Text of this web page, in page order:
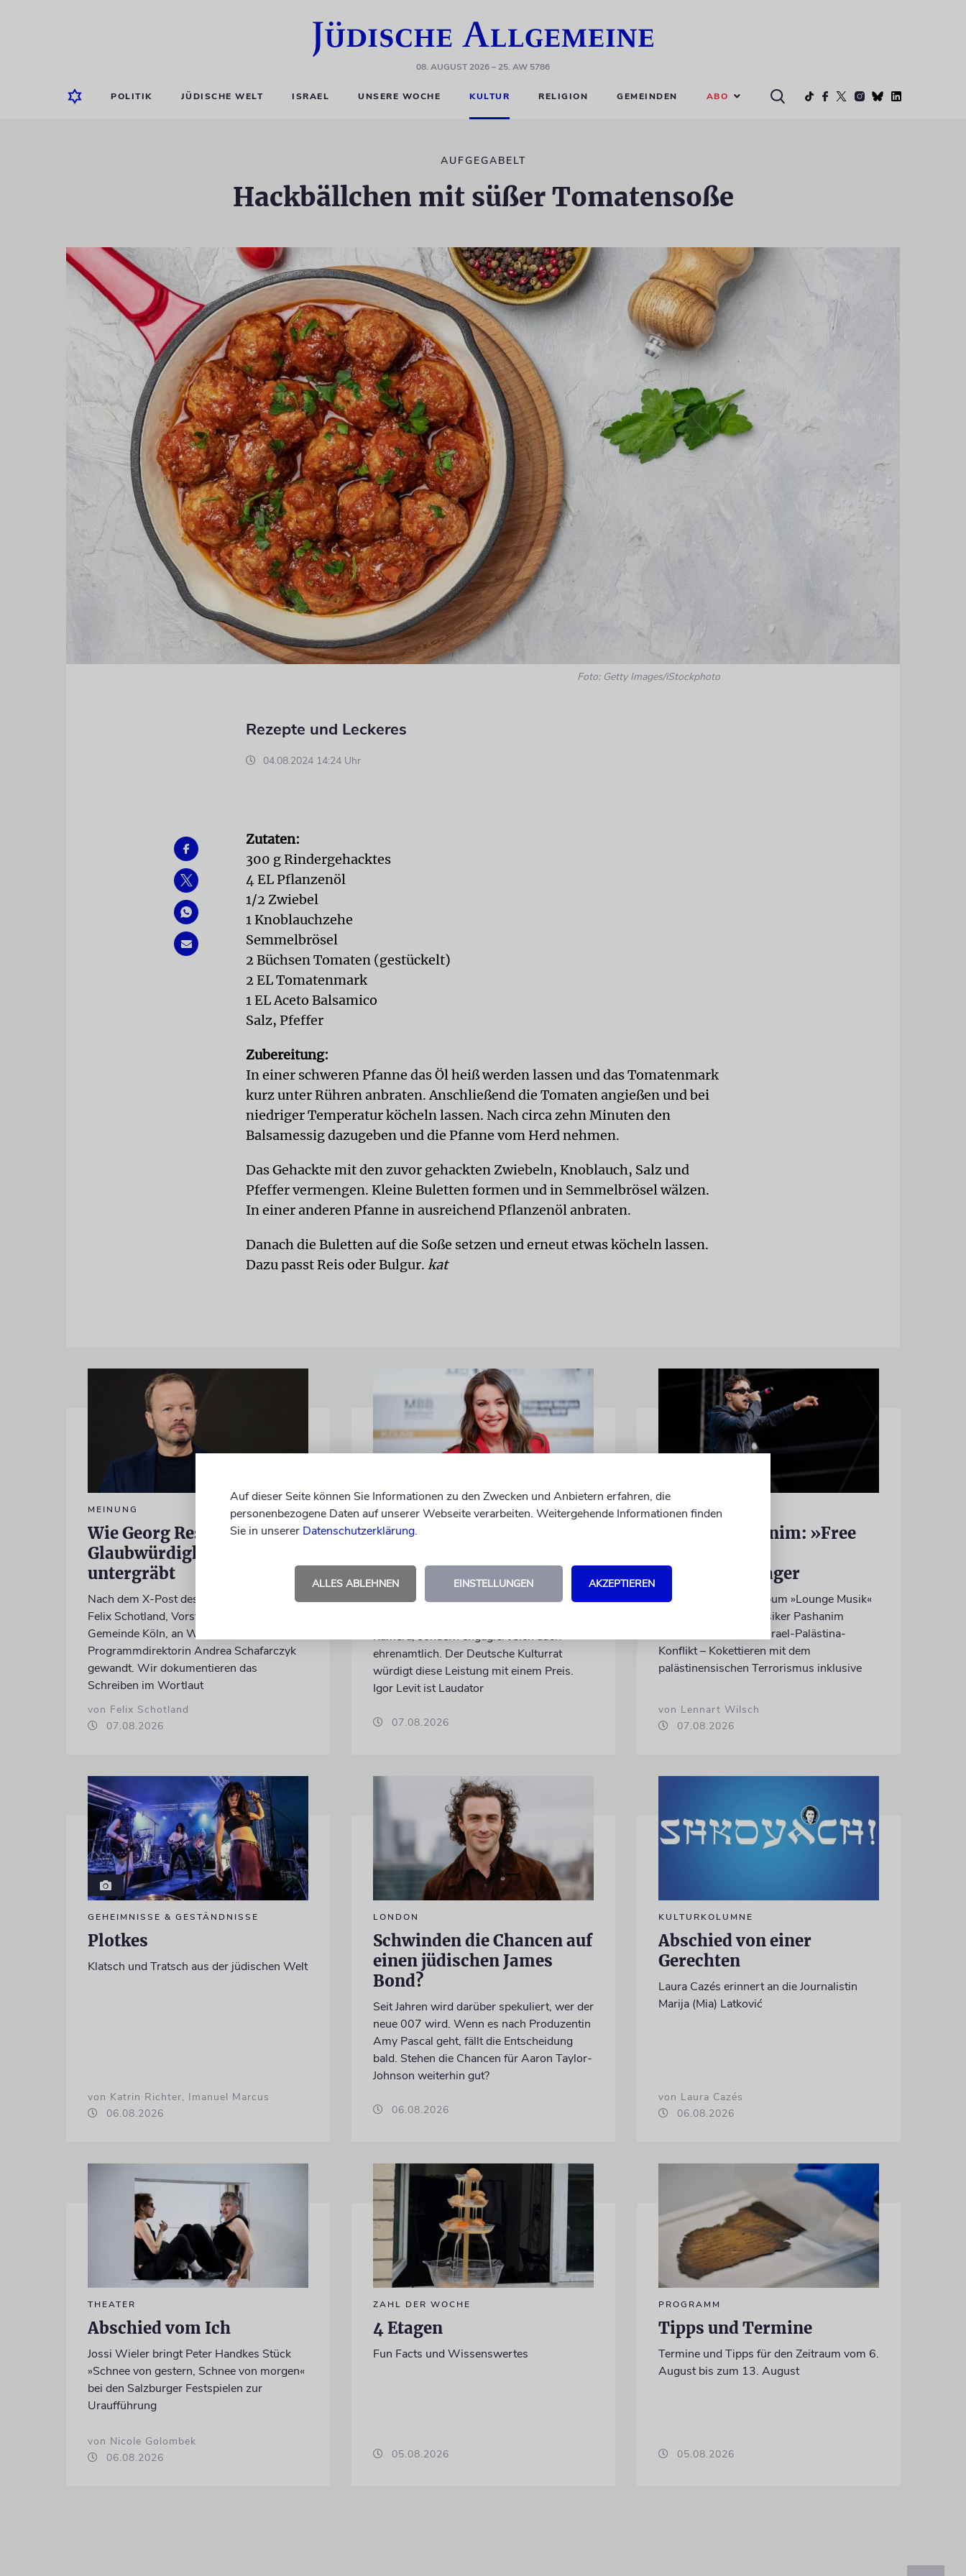
08. AUGUST 2026– 25. AW 5786
POLITIK JÜDISCHE WELT ISRAEL UNSERE WOCHE KULTUR RELIGION GEMEINDEN ABO
AUFGEGABELT
Hackbällchen mit süßer Tomatensoße
Foto: Getty Images/iStockphoto
Rezepte und Leckeres
04.08.2024 14:24 Uhr
Zutaten:
300 g Rindergehacktes
4 EL Pflanzenöl
1/2 Zwiebel
1 Knoblauchzehe
Semmelbrösel
2 Büchsen Tomaten (gestückelt)
2 EL Tomatenmark
1 EL Aceto Balsamico
Salz, Pfeffer
Zubereitung:
In einer schweren Pfanne das Öl heiß werden lassen und das Tomatenmark
kurz unter Rühren anbraten. Anschließend die Tomaten angießen und bei
niedriger Temperatur köcheln lassen. Nach circa zehn Minuten den
Balsamessig dazugeben und die Pfanne vom Herd nehmen.
Das Gehackte mit den zuvor gehackten Zwiebeln, Knoblauch, Salz und
Pfeffer vermengen. Kleine Buletten formen und in Semmelbrösel wälzen.
In einer anderen Pfanne in ausreichend Pflanzenöl anbraten.
Danach die Buletten auf die Soße setzen und erneut etwas köcheln lassen.
Dazu passt Reis oder Bulgur. kat
MEINUNG
Wie Georg Restle die
Glaubwürdigkeit des ÖRR
untergräbt
Nach dem X-Post des Journalisten hat sich
Felix Schotland, Vorstand der Synagogen-
Gemeinde Köln, an WDR-
Programmdirektorin Andrea Schafarczyk
gewandt. Wir dokumentieren das
Schreiben im Wortlaut
von Felix Schotland
07.08.2026
BERLIN
Einsatz gegen Judenhass:
Deutschen
Kulturpolitikpreis
Kamera, sondern engagiert sich auch
ehrenamtlich. Der Deutsche Kulturrat
würdigt diese Leistung mit einem Preis.
Igor Levit ist Laudator
07.08.2026
HIPHOP
Rapper Pashanim: »Free
Verkaufsschlager
Auf seinem neuen Album »Lounge Musik«
rappt der Berliner Musiker Pashanim
wiederholt über den Israel-Palästina-
Konflikt – Kokettieren mit dem
palästinensischen Terrorismus inklusive
von Lennart Wilsch
07.08.2026
GEHEIMNISSE & GESTÄNDNISSE
Plotkes
Klatsch und Tratsch aus der jüdischen Welt
von Katrin Richter, Imanuel Marcus
06.08.2026
LONDON
Schwinden die Chancen auf
einen jüdischen James
Bond?
Seit Jahren wird darüber spekuliert, wer der
neue 007 wird. Wenn es nach Produzentin
Amy Pascal geht, fällt die Entscheidung
bald. Stehen die Chancen für Aaron Taylor-
Johnson weiterhin gut?
06.08.2026
KULTURKOLUMNE
Abschied von einer
Gerechten
Laura Cazés erinnert an die Journalistin
Marija (Mia) Latković
von Laura Cazés
06.08.2026
THEATER
Abschied vom Ich
Jossi Wieler bringt Peter Handkes Stück
»Schnee von gestern, Schnee von morgen«
bei den Salzburger Festspielen zur
Uraufführung
von Nicole Golombek
06.08.2026
ZAHL DER WOCHE
4 Etagen
Fun Facts und Wissenswertes
05.08.2026
PROGRAMM
Tipps und Termine
Termine und Tipps für den Zeitraum vom 6.
August bis zum 13. August
05.08.2026
Auf dieser Seite können Sie Informationen zu den Zwecken und Anbietern erfahren, die
personenbezogene Daten auf unserer Webseite verarbeiten. Weitergehende Informationen finden
Sie in unserer Datenschutzerklärung.
ALLES ABLEHNEN EINSTELLUNGEN AKZEPTIEREN